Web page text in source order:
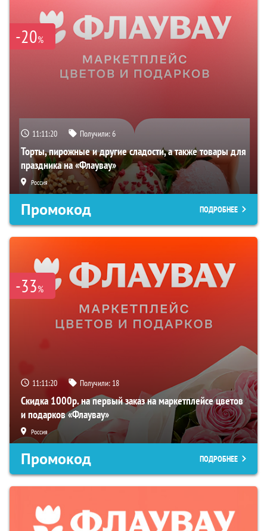
-20%
11:11:20 Получили:6
Торты, пирожные и другие сладости, а также товары для
праздника на «Флаувау»
Россия
Промокод ПОДРОБНЕЕ
-33%
11:11:20 Получили: 18
Скидка 1000р. на первый заказ на маркетплейсе цветов
и подарков «Флаувау»
Россия
Промокод ПОДРОБНЕЕ